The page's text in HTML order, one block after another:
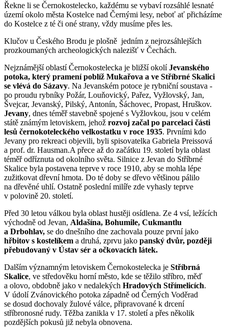
Řekne li se Černokostelecko, každému se vybaví rozsáhlé lesnaté
území okolo města Kostelce nad Černými lesy, neboť ať přicházíme
do Kostelce z té či oné strany, vždy musíme přes les.
Klučov u Českého Brodu je plošně jedním z nejrozsáhlejších
prozkoumaných archeologických nalezišť v Čechách.
Nejznámější oblastí Černokostelecka je bližší okolíJevanského
potoka, který pramení poblíž Mukařova a ve Stříbrné Skalici
se vlévá do Sázavy. Na Jevanském potoce je rybniční soustava -
po proudu rybníky Požár, Louňovický, Pařez, Vyžlovský, Jan,
Švejcar, Jevanský, Pilský, Antonín, Šáchovec, Propast, Hruškov.
Jevany, dnes téměř stavebně spojené s Vyžlovkou, jsou v celém
státě známým letoviskem, jehož rozvoj začal po parcelaci části
lesů černokoteleckého velkostatku v roce 1935. Prvními kdo
Jevany pro rekreaci objevili, byli spisovatelka Gabriela Preissová
a prof. dr. Hausman.A přece až do začátku 19. století byla oblast
téměř odříznuta od okolního světa. Silnice z Jevan do Stříbrné
Skalice byla postavena teprve v roce 1910, aby se mohla lépe
zužitkovat dřevní hmota. Do té doby se dřevo většinou pálilo
na dřevěné uhlí. Ostatně poslední milíře zde vyhasly teprve
v polovině 20. století.
Před 30 letou válkou byla oblast hustěji osídlena. Ze 4 vsí, ležících
východně od Jevan, Aldašína, Bohumile, Cukmantlu
a Drbohlav, se do dnešního dne zachovala pouze první jako
hřbitov s kostelíkem a druhá, zprvu jako panský dvůr, později
přebudovaný v Ústav sér a očkovacích látek.
Dalším významným letoviskem Černokostelecka je Stříbrná
Skalice, ve středověku horní město, kde se těžilo stříbro, měď
a olovo, obdobně jako v nedalekých Hradových Střímelicích.
V údolí Zvánovického potoka západně od Černých Voděrad
se dosud dochovaly žulové válce, připravované k drcení
stříbronosné rudy. Těžba zanikla v 17. století a přes několik
pozdějších pokusů již nebyla obnovena.